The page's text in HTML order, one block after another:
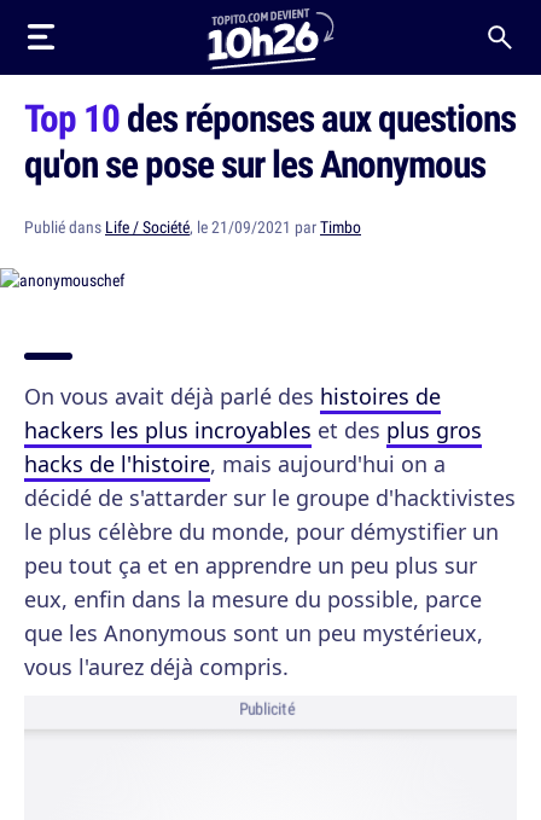
Top 10des réponses aux questions
qu'on se pose sur les Anonymous
Publié dans Life / Société, le 21/09/2021 parTimbo
On vous avait déjà parlé des histoires de
hackers les plus incroyables et des plus gros
hacks de l'histoire, mais aujourd'hui on a
décidé de s'attarder sur le groupe d'hacktivistes
le plus célèbre du monde, pour démystifier un
peu tout ça et en apprendre un peu plus sur
eux, enfin dans la mesure du possible, parce
que les Anonymous sont un peu mystérieux,
vous l'aurez déjà compris.
Publicité